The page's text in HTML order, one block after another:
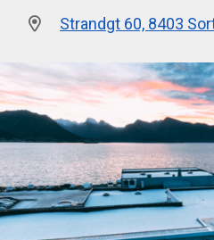
Strandgt 60, 8403